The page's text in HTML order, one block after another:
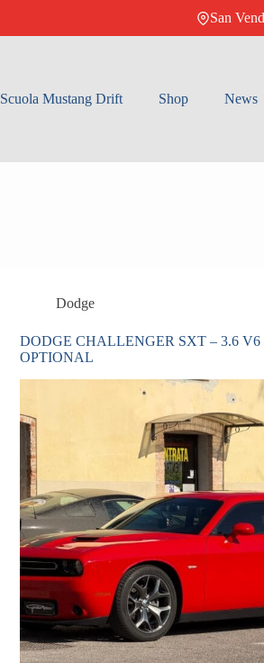
San
Scuola Mustang Drift Shop News
Dodge
DODGE CHALLENGER SXT – 3.6 V6
OPTIONAL